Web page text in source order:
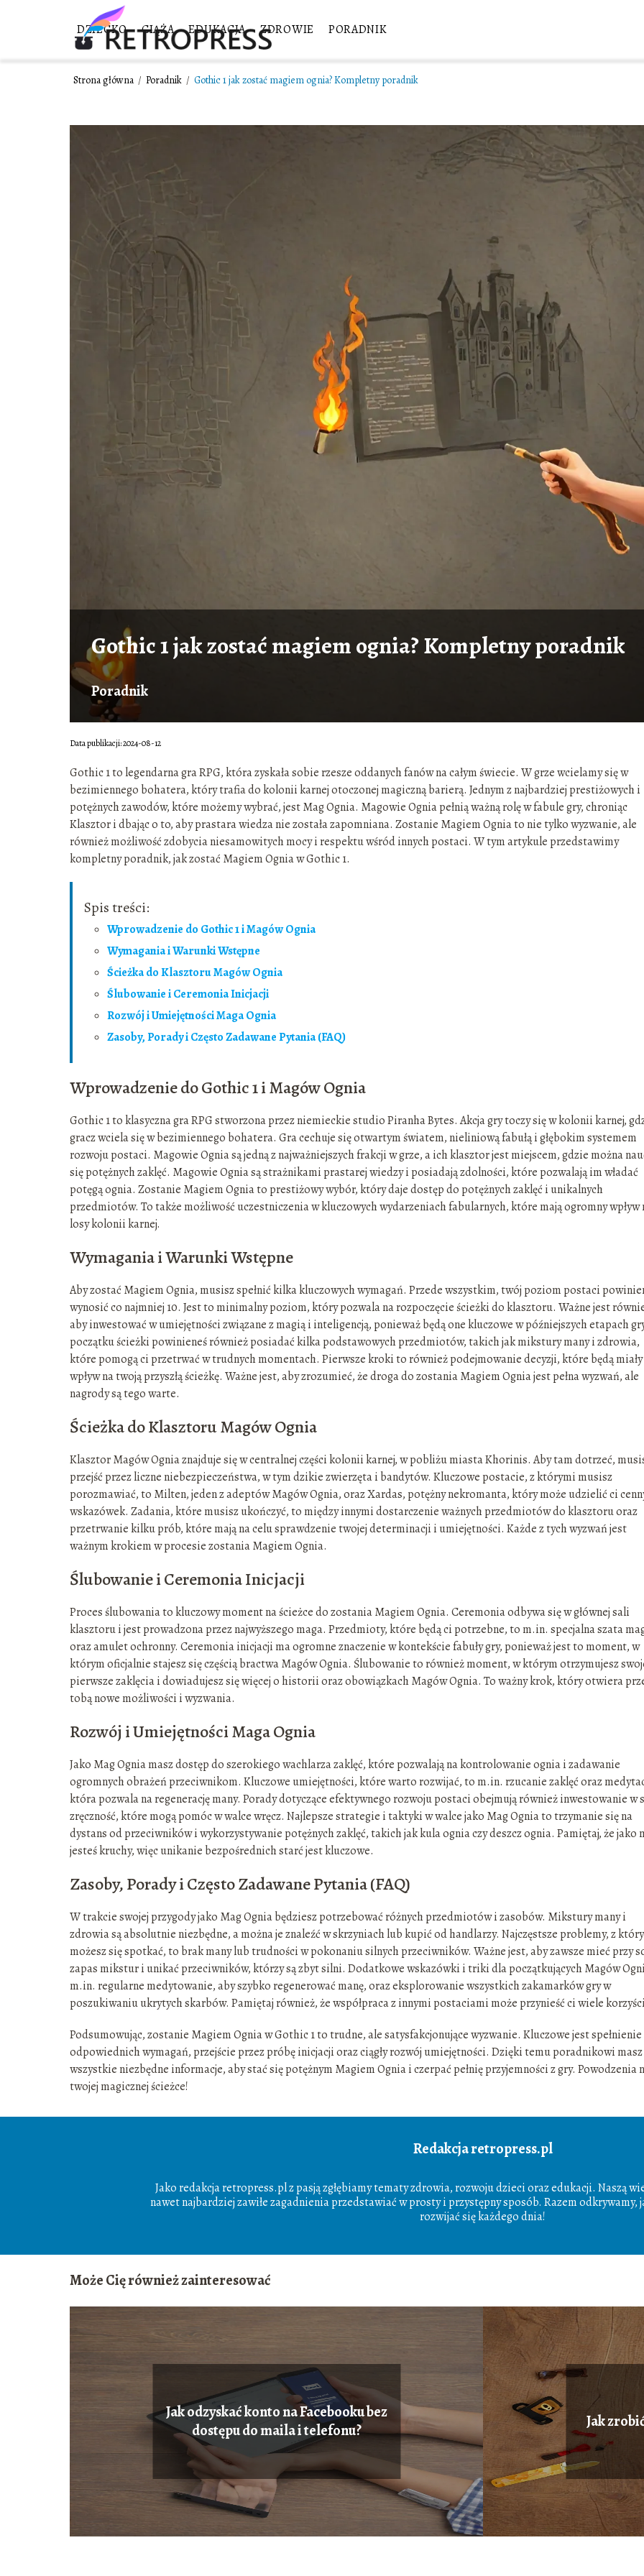
DZIECKO CIĄŻA EDUKACJA ZDROWIE PORADNIK
Strona główna / Poradnik / Gothic 1 jak zostać magiem ognia? Kompletny poradnik
Gothic 1 jak zostać magiem ognia? Kompletny poradnik
Poradnik
Data publikacji: 2024-08-12
Gothic 1 to legendarna gra RPG, która zyskała sobie rzesze oddanych fanów na całym świecie. W grze wcielamy się w
bezimiennego bohatera, który trafia do kolonii karnej otoczonej magiczną barierą. Jednym z najbardziej prestiżowych i
potężnych zawodów, które możemy wybrać, jest Mag Ognia. Magowie Ognia pełnią ważną rolę w fabule gry, chroniąc
Klasztor i dbając o to, aby prastara wiedza nie została zapomniana. Zostanie Magiem Ognia to nie tylko wyzwanie, ale
również możliwość zdobycia niesamowitych mocy i respektu wśród innych postaci. W tym artykule przedstawimy
kompletny poradnik, jak zostać Magiem Ognia w Gothic 1.
Spis treści:
Wprowadzenie do Gothic 1 i Magów Ognia
Wymagania i Warunki Wstępne
Ścieżka do Klasztoru Magów Ognia
Ślubowanie i Ceremonia Inicjacji
Rozwój i Umiejętności Maga Ognia
Zasoby, Porady i Często Zadawane Pytania (FAQ)
Wprowadzenie do Gothic 1 i Magów Ognia
Gothic 1 to klasyczna gra RPG stworzona przez niemieckie studio Piranha Bytes. Akcja gry toczy się w kolonii karnej,
gracz wciela się w bezimiennego bohatera. Gra cechuje się otwartym światem, nieliniową fabułą i głębokim systemem
rozwoju postaci. Magowie Ognia są jedną z najważniejszych frakcji w grze, a ich klasztor jest miejscem, gdzie można
się potężnych zaklęć. Magowie Ognia są strażnikami prastarej wiedzy i posiadają zdolności, które pozwalają im władać
potęgą ognia. Zostanie Magiem Ognia to prestiżowy wybór, który daje dostęp do potężnych zaklęć i unikalnych
przedmiotów. To także możliwość uczestniczenia w kluczowych wydarzeniach fabularnych, które mają ogromny wpływ
losy kolonii karnej.
Wymagania i Warunki Wstępne
Aby zostać Magiem Ognia, musisz spełnić kilka kluczowych wymagań. Przede wszystkim, twój poziom postaci
wynosić co najmniej 10. Jest to minimalny poziom, który pozwala na rozpoczęcie ścieżki do klasztoru. Ważne jest
aby inwestować w umiejętności związane z magią i inteligencją, ponieważ będą one kluczowe w późniejszych etapach
początku ścieżki powinieneś również posiadać kilka podstawowych przedmiotów, takich jak mikstury many i zdrowia,
które pomogą ci przetrwać w trudnych momentach. Pierwsze kroki to również podejmowanie decyzji, które będą miały
wpływ na twoją przyszłą ścieżkę. Ważne jest, aby zrozumieć, że droga do zostania Magiem Ognia jest pełna wyzwań, ale
nagrody są tego warte.
Ścieżka do Klasztoru Magów Ognia
Klasztor Magów Ognia znajduje się w centralnej części kolonii karnej, w pobliżu miasta Khorinis. Aby tam dotrzeć,
przejść przez liczne niebezpieczeństwa, w tym dzikie zwierzęta i bandytów. Kluczowe postacie, z którymi musisz
porozmawiać, to Milten, jeden z adeptów Magów Ognia, oraz Xardas, potężny nekromanta, który może udzielić ci
wskazówek. Zadania, które musisz ukończyć, to między innymi dostarczenie ważnych przedmiotów do klasztoru oraz
przetrwanie kilku prób, które mają na celu sprawdzenie twojej determinacji i umiejętności. Każde z tych wyzwań jest
ważnym krokiem w procesie zostania Magiem Ognia.
Ślubowanie i Ceremonia Inicjacji
Proces ślubowania to kluczowy moment na ścieżce do zostania Magiem Ognia. Ceremonia odbywa się w głównej sali
klasztoru i jest prowadzona przez najwyższego maga. Przedmioty, które będą ci potrzebne, to m.in. specjalna szata
oraz amulet ochronny. Ceremonia inicjacji ma ogromne znaczenie w kontekście fabuły gry, ponieważ jest to moment, w
którym oficjalnie stajesz się częścią bractwa Magów Ognia. Ślubowanie to również moment, w którym otrzymujesz
pierwsze zaklęcia i dowiadujesz się więcej o historii oraz obowiązkach Magów Ognia. To ważny krok, który otwiera
tobą nowe możliwości i wyzwania.
Rozwój i Umiejętności Maga Ognia
Jako Mag Ognia masz dostęp do szerokiego wachlarza zaklęć, które pozwalają na kontrolowanie ognia i zadawanie
ogromnych obrażeń przeciwnikom. Kluczowe umiejętności, które warto rozwijać, to m.in. rzucanie zaklęć oraz
która pozwala na regenerację many. Porady dotyczące efektywnego rozwoju postaci obejmują również inwestowanie w
zręczność, które mogą pomóc w walce wręcz. Najlepsze strategie i taktyki w walce jako Mag Ognia to trzymanie się na
dystans od przeciwników i wykorzystywanie potężnych zaklęć, takich jak kula ognia czy deszcz ognia. Pamiętaj, że jako
jesteś kruchy, więc unikanie bezpośrednich starć jest kluczowe.
Zasoby, Porady i Często Zadawane Pytania (FAQ)
W trakcie swojej przygody jako Mag Ognia będziesz potrzebować różnych przedmiotów i zasobów. Mikstury many i
zdrowia są absolutnie niezbędne, a można je znaleźć w skrzyniach lub kupić od handlarzy. Najczęstsze problemy, z
możesz się spotkać, to brak many lub trudności w pokonaniu silnych przeciwników. Ważne jest, aby zawsze mieć przy
zapas mikstur i unikać przeciwników, którzy są zbyt silni. Dodatkowe wskazówki i triki dla początkujących Magów
m.in. regularne medytowanie, aby szybko regenerować manę, oraz eksplorowanie wszystkich zakamarków gry w
poszukiwaniu ukrytych skarbów. Pamiętaj również, że współpraca z innymi postaciami może przynieść ci wiele
Podsumowując, zostanie Magiem Ognia w Gothic 1 to trudne, ale satysfakcjonujące wyzwanie. Kluczowe jest spełnienie
odpowiednich wymagań, przejście przez próbę inicjacji oraz ciągły rozwój umiejętności. Dzięki temu poradnikowi masz
wszystkie niezbędne informacje, aby stać się potężnym Magiem Ognia i czerpać pełnię przyjemności z gry. Powodzenia
twojej magicznej ścieżce!
Redakcja retropress.pl
Jako redakcja retropress.pl z pasją zgłębiamy tematy zdrowia, rozwoju dzieci oraz edukacji. Naszą
nawet najbardziej zawiłe zagadnienia przedstawiać w prosty i przystępny sposób. Razem
rozwijać się każdego dnia!
Może Cię również zainteresować
Jak odzyskać konto na Facebooku bez
dostępu do maila i telefonu?
Jak